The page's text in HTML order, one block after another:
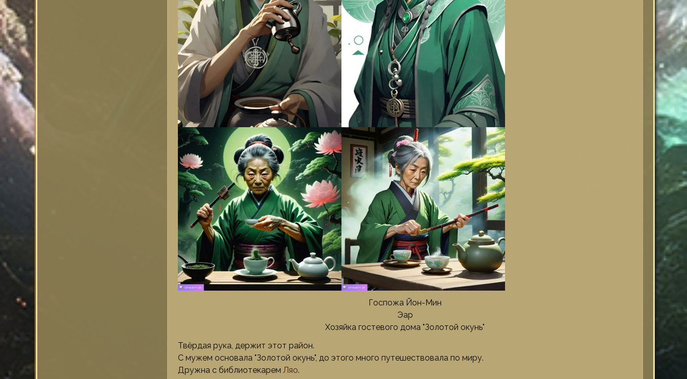
Госпожа Йон-Мин
Эар
Хозяйка гостевого дома "Золотой окунь"
Твёрдая рука, держит этот район.
С мужем основала "Золотой окунь", до этого много путешествовала по миру.
Дружна с библиотекарем Ляо.